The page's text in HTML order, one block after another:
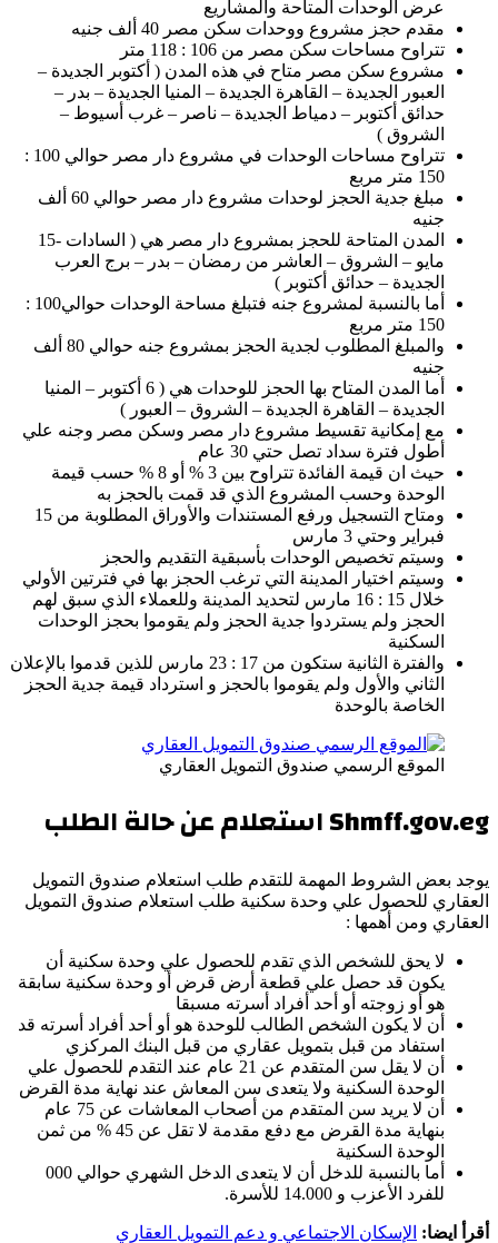
عرض الوحدات المتاحة والمشاريع
مقدم حجز مشروع ووحدات سكن مصر 40 ألف جنيه
تتراوح مساحات سكن مصر من 106 : 118 متر
مشروع سكن مصر متاح في هذه المدن ( أكتوبر الجديدة –
العبور الجديدة – القاهرة الجديدة – المنيا الجديدة – بدر –
حدائق أكتوبر – دمياط الجديدة – ناصر – غرب أسيوط –
الشروق )
تتراوح مساحات الوحدات في مشروع دار مصر حوالي 100 :
150 متر مربع
مبلغ جدية الحجز لوحدات مشروع دار مصر حوالي 60 ألف
جنيه
المدن المتاحة للحجز بمشروع دار مصر هي ( السادات -15
مايو – الشروق – العاشر من رمضان – بدر – برج العرب
الجديدة – حدائق أكتوبر )
أما بالنسبة لمشروع جنه فتبلغ مساحة الوحدات حوالي100 :
150 متر مربع
والمبلغ المطلوب لجدية الحجز بمشروع جنه حوالي 80 ألف
جنيه
أما المدن المتاح بها الحجز للوحدات هي ( 6 أكتوبر – المنيا
الجديدة – القاهرة الجديدة – الشروق – العبور )
مع إمكانية تقسيط مشروع دار مصر وسكن مصر وجنه علي
أطول فترة سداد تصل حتي 30 عام
حيث ان قيمة الفائدة تتراوح بين 3 % أو 8 % حسب قيمة
الوحدة وحسب المشروع الذي قد قمت بالحجز به
ومتاح التسجيل ورفع المستندات والأوراق المطلوبة من 15
فبراير وحتي 3 مارس
وسيتم تخصيص الوحدات بأسبقية التقديم والحجز
وسيتم اختيار المدينة التي ترغب الحجز بها في فترتين الأولي
خلال 15 : 16 مارس لتحديد المدينة وللعملاء الذي سبق لهم
الحجز ولم يستردوا جدية الحجز ولم يقوموا بحجز الوحدات
السكنية
والفترة الثانية ستكون من 17 : 23 مارس للذين قدموا بالإعلان
الثاني والأول ولم يقوموا بالحجز و استرداد قيمة جدية الحجز
الخاصة بالوحدة
الموقع الرسمي صندوق التمويل العقاري
Shmff.gov.egاستعلام عن حالة الطلب
يوجد بعض الشروط المهمة للتقدم طلب استعلام صندوق التمويل
العقاري للحصول علي وحدة سكنية طلب استعلام صندوق التمويل
العقاري ومن أهمها :
لا يحق للشخص الذي تقدم للحصول علي وحدة سكنية أن
يكون قد حصل علي قطعة أرض قرض أو وحدة سكنية سابقة
هو أو زوجته أو أحد أفراد أسرته مسبقا
أن لا يكون الشخص الطالب للوحدة هو أو أحد أفراد أسرته قد
استفاد من قبل بتمويل عقاري من قبل البنك المركزي
أن لا يقل سن المتقدم عن 21 عام عند التقدم للحصول علي
الوحدة السكنية ولا يتعدى سن المعاش عند نهاية مدة القرض
أن لا يريد سن المتقدم من أصحاب المعاشات عن 75 عام
بنهاية مدة القرض مع دفع مقدمة لا تقل عن 45 % من ثمن
الوحدة السكنية
أما بالنسبة للدخل أن لا يتعدى الدخل الشهري حوالي 000
للفرد الأعزب و 14.000 للأسرة.
أقرأ ايضا: الإسكان الاجتماعي و دعم التمويل العقاري